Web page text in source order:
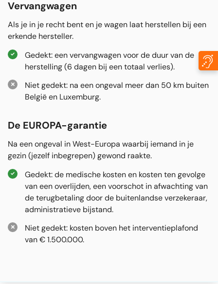
Vervangwagen
Als je in je recht bent en je wagen laat herstellen bij een
erkende hersteller.
Gedekt: een vervangwagen voor de duur van de
herstelling (6 dagen bij een totaal verlies).
Niet gedekt: na een ongeval meer dan 50 km buiten
België en Luxemburg.
De EUROPA-garantie
Na een ongeval in West-Europa waarbij iemand in je
gezin (jezelf inbegrepen) gewond raakte.
Gedekt: de medische kosten en kosten ten gevolge
van een overlijden, een voorschot in afwachting van
de terugbetaling door de buitenlandse verzekeraar,
administratieve bijstand.
Niet gedekt: kosten boven het interventieplafond
van € 1.500.000.